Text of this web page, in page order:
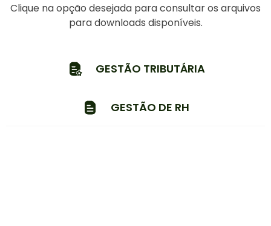
Clique na opção desejada para consultar os arquivos
para downloads disponíveis.
GESTÃO TRIBUTÁRIA
GESTÃO DE RH